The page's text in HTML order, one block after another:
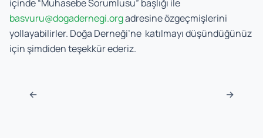
içinde “Muhasebe Sorumlusu” başlığı ile
basvuru@dogadernegi.orgadresine özgeçmişlerini
yollayabilirler. Doğa Derneği’ne katılmayı düşündüğünüz
için şimdiden teşekkür ederiz.
Post navigation
← →